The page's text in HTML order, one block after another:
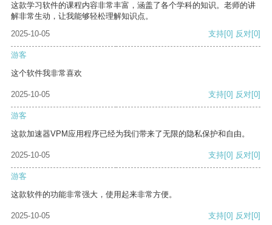
这款学习软件的课程内容非常丰富，涵盖了各个学科的知识。老师的讲
解非常生动，让我能够轻松理解知识点。
2025-10-05
支持[0] 反对[0]
游客
这个软件我非常喜欢
2025-10-05 支持[0] 反对[0]
游客
这款加速器VPM应用程序已经为我们带来了无限的隐私保护和自由。
2025-10-05 支持[0] 反对[0]
游客
这款软件的功能非常强大，使用起来非常方便。
2025-10-05 支持[0] 反对[0]